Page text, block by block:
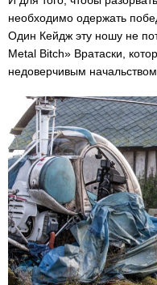
необходимо одержать
Один Кейдж эту ношу не
Metal Bitch» Вратаски,
недоверчивым